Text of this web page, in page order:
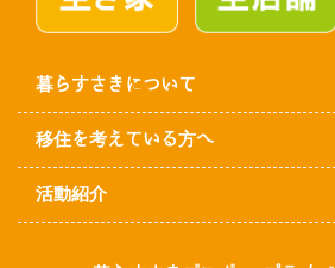
暮らすさきについて
移住を考えている方へ
活動紹介